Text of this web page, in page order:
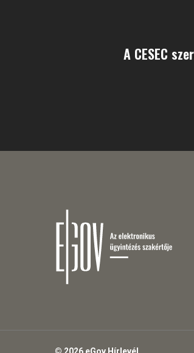
A CESEC